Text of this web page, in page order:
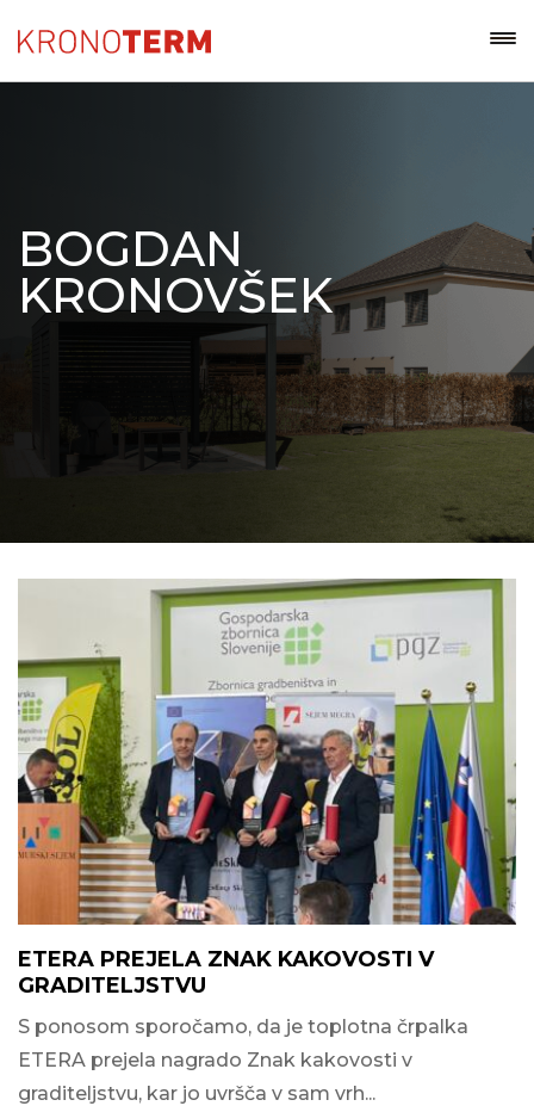
BOGDAN
KRONOVŠEK
ETERA PREJELA ZNAK KAKOVOSTI V
GRADITELJSTVU
S ponosom sporočamo, da je toplotna črpalka
ETERA prejela nagrado Znak kakovosti v
graditeljstvu, kar jo uvršča v sam vrh...